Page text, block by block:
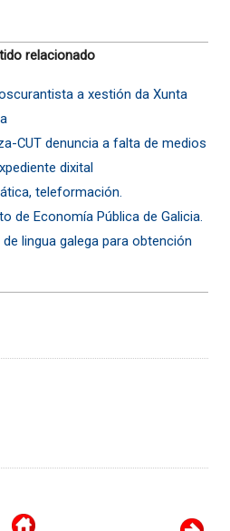
relacionado
a xestión da Xunta
CUT denuncia a falta de medios
dixital
teleformación.
de Economía Pública de Galicia.
lingua galega para obtención